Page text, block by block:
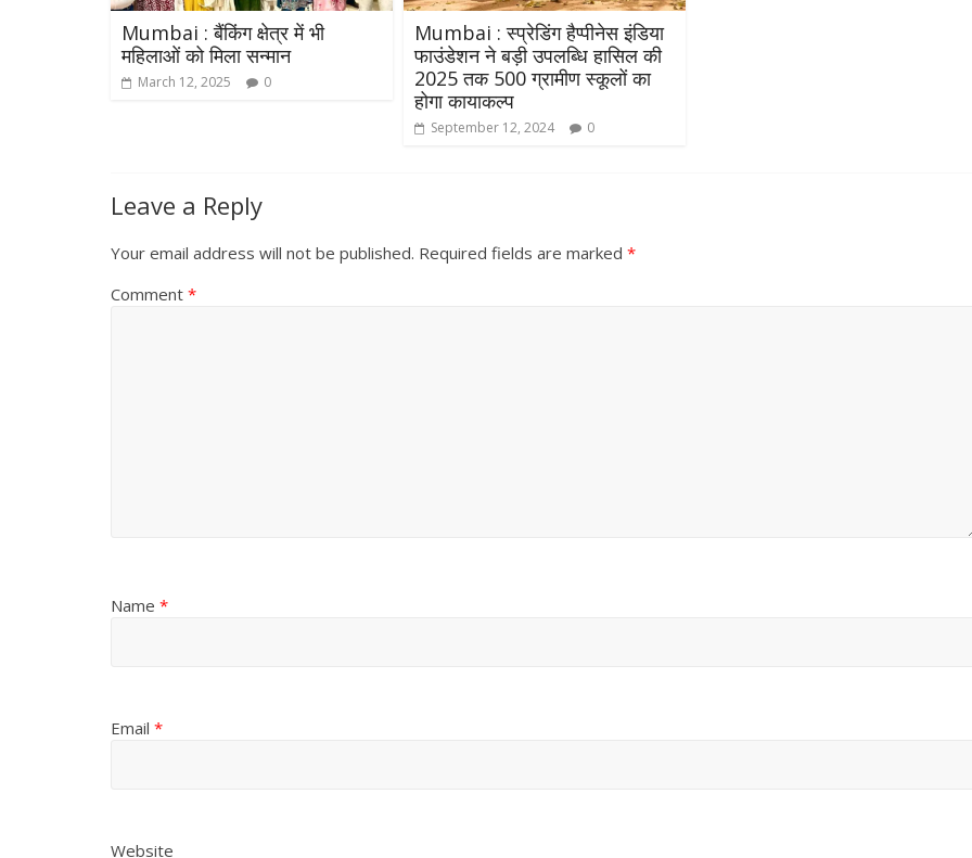
Mumbai : बैंकिंग क्षेत्र में भी
महिलाओं को मिला सन्मान
March 12, 2025 0
Mumbai : स्‍प्रेडिंग हैप्‍पीनेस इंडिया
फाउंडेशन ने बड़ी उपलब्धि हासिल की
2025 तक 500 ग्रामीण स्कूलों का
होगा कायाकल्प
September 12, 2024 0
Leave a Reply
Your email address will not be published. Required fields are marked *
Comment *
Name *
Email *
Website
All Rights News Bareilly
Uttar